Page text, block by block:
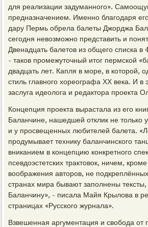
для реализации задуманного».
предназначением. Именно благодаря
дару Пермь обрела балеты Джорджа
сегодня невозможно представить и
Двенадцать балетов из общего списка в
- таков промежуточный итог пермской
двадцать лет. Капля в море, в которой,
стиль главного хореографа ХХ века. И в
заслуга идеолога и редактора проекта
Концепция проекта вырастала из его
Баланчине, нашедшей отклик не только
и у просвещенных любителей балета.
продумывает технику баланчинского
вниканием в концепцию конкретного
псевдоэстетских трактовок, ничем, кроме
воображения авторов, не
странах мира бывают заполнены
Баланчину», - писала Майя Крылова в
страницах «Русского журнала».
Взвешенная аргументация и свобода от